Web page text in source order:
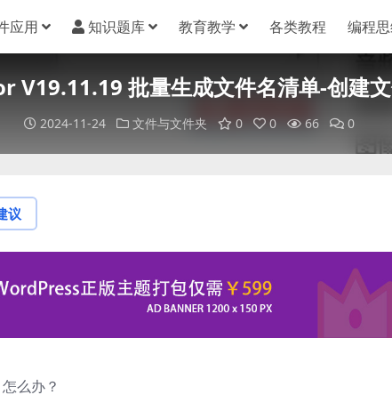
应用 知识题库 教育教学 各类教程 编程
V19.11.19 批量生成文件名清单-创建
2024-11-24 文件与文件夹 0 0 66 0
议
么办？